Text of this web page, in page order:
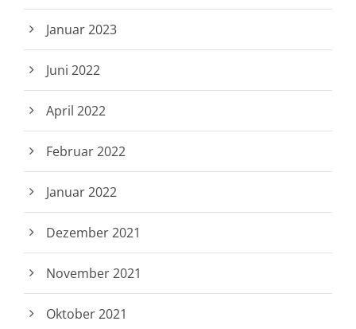
Januar 2023
Juni 2022
April 2022
Februar 2022
Januar 2022
Dezember 2021
November 2021
Oktober 2021